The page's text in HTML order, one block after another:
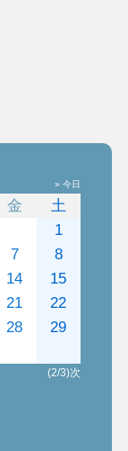
» 今日
金
土
1
7
8
14
15
21
22
28
29
(2/3)次